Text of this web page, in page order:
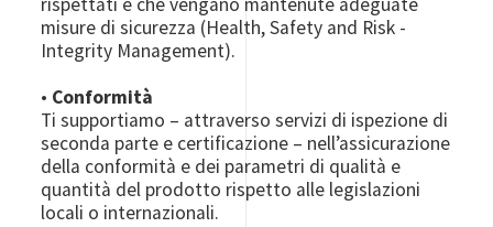
misure di sicurezza (Health, Safety and Risk -
Integrity Management).
• Conformità
Ti supportiamo – attraverso servizi di ispezione di
seconda parte e certificazione – nell’assicurazione
della conformità e dei parametri di qualità e
quantità del prodotto rispetto alle legislazioni
locali o internazionali.